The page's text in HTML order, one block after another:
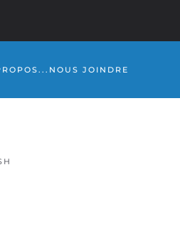
NOUS JOINDRE